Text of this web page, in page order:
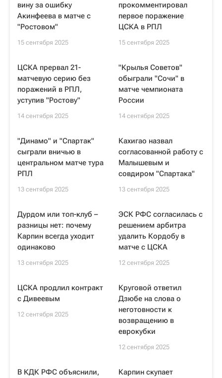
вину за ошибку
Акинфеева в матче с
"Ростовом"
15 сентября 2025
прокомментировал
первое поражение
ЦСКА в РПЛ
15 сентября 2025
ЦСКА прервал 21-
матчевую серию без
поражений в РПЛ,
уступив "Ростову"
14 сентября 2025
"Крылья Советов"
обыграли "Сочи" в
матче чемпионата
России
14 сентября 2025
"Динамо" и "Спартак"
сыграли вничью в
центральном матче тура
РПЛ
13 сентября 2025
Кахигао назвал
согласованной работу с
Малышевым и
совдиром "Спартака"
13 сентября 2025
Дурдом или топ-клуб –
разницы нет: почему
Карпин всегда уходит
одинаково
13 сентября 2025
ЭСК РФС согласилась с
решением арбитра
удалить Кордобу в
матче с ЦСКА
12 сентября 2025
ЦСКА продлил контракт
с Дивеевым
12 сентября 2025
Круговой ответил
Дзюбе на слова о
неготовности к
возвращению в
еврокубки
12 сентября 2025
В КДК РФС объяснили,
Карпин скупает